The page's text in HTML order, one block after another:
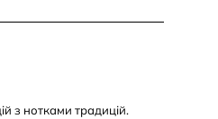
з нотками традицій.